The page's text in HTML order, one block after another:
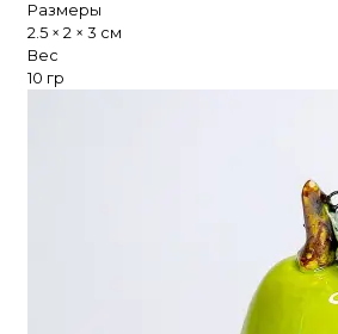
Размеры
2.5 × 2 × 3 см
Вес
10 гр